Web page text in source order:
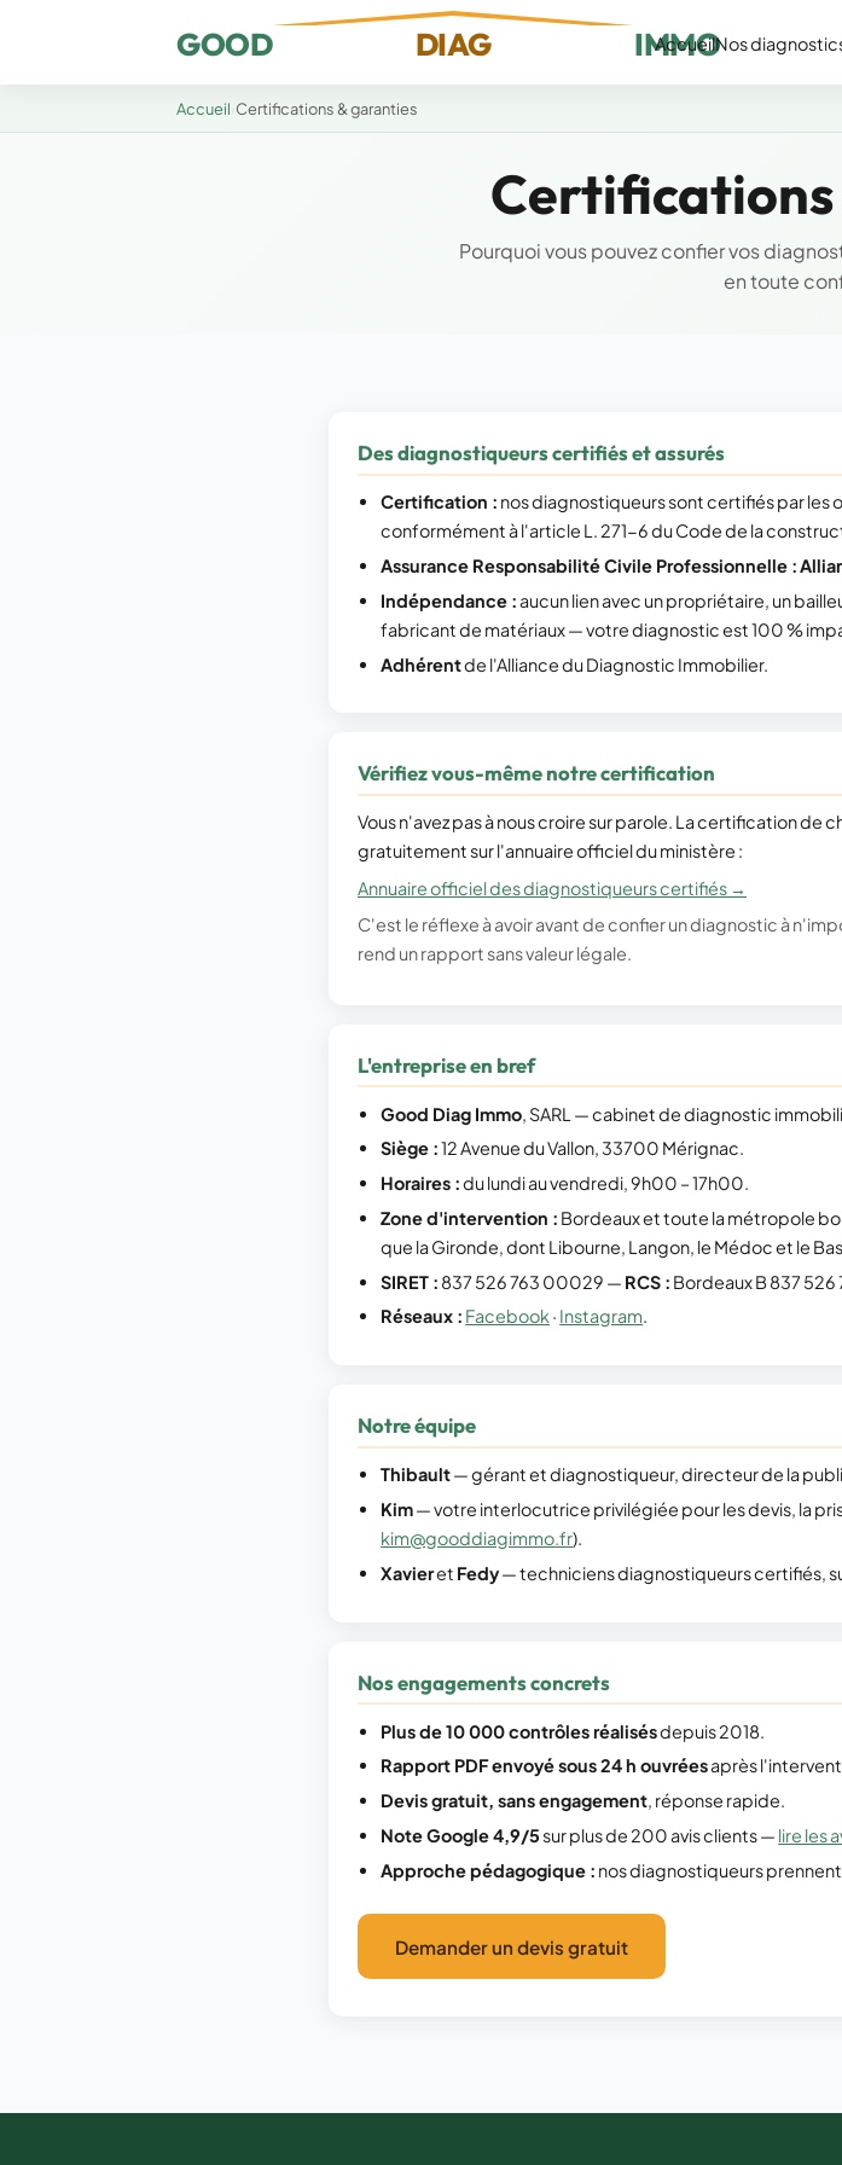
GOOD DIAG IMMO
AccueilNos
Accueil Certifications & garanties
Pourquoi vous pouvez confier vos
en toute
Des diagnostiqueurs certifiés et assurés
Certification : nos diagnostiqueurs sont certifiés par les
conformément à l'article L. 271-6 du Code de la
Assurance Responsabilité Civile Professionnelle :
Indépendance :aucun lien avec un propriétaire, un
fabricant de matériaux — votre diagnostic est 100 %
Adhérentde l'Alliance du Diagnostic Immobilier.
Vérifiez vous-même notre certification
Vous n'avez pas à nous croire sur parole. La certification
gratuitement sur l'annuaire officiel du ministère :
Annuaire officiel des diagnostiqueurs certifiés →
C'est le réflexe à avoir avant de confier un diagnostic à
rend un rapport sans valeur légale.
L'entreprise en bref
Good Diag Immo , SARL — cabinet de diagnostic
Siège :12 Avenue du Vallon, 33700 Mérignac.
Horaires :du lundi au vendredi, 9h00 – 17h00.
Zone d'intervention : Bordeaux et toute la métropole
que la Gironde, dont Libourne, Langon, le Médoc et le
SIRET : 837 526 763 00029 — RCS : Bordeaux B 837
Réseaux : Facebook · Instagram.
Notre équipe
Thibault— gérant et diagnostiqueur, directeur de la
Kim— votre interlocutrice privilégiée pour les devis, la
kim@gooddiagimmo.fr).
Xavieret Fedy— techniciens diagnostiqueurs certifiés,
Nos engagements concrets
Plus de 10 000 contrôles réalisésdepuis 2018.
Rapport PDF envoyé sous 24 h ouvréesaprès
Devis gratuit, sans engagement, réponse rapide.
Note Google 4,9/5sur plus de 200 avis clients — lire les
Approche pédagogique : nos diagnostiqueurs
Demander un devis gratuit